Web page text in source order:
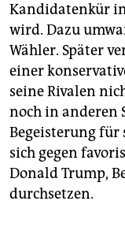
Kandidatenkür
wird. Dazu
Wähler. Später
einer
seine Rivalen
noch in anderen
Begeisterung für
sich gegen
Donald Trump,
durchsetzen.